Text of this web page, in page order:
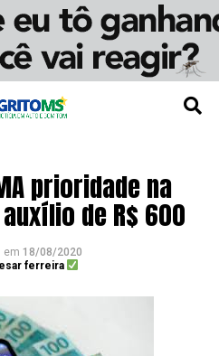
prioridade na
de R$ 600
em 18/08/2020
ferreira